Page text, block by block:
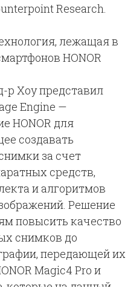
Research.
лежащая в
HONOR
р Хоу представил
Engine —
HONOR для
создавать
за счет
средств,
и алгоритмов
Решение
повысить качество
снимков до
передающей их
Magic4 Pro и